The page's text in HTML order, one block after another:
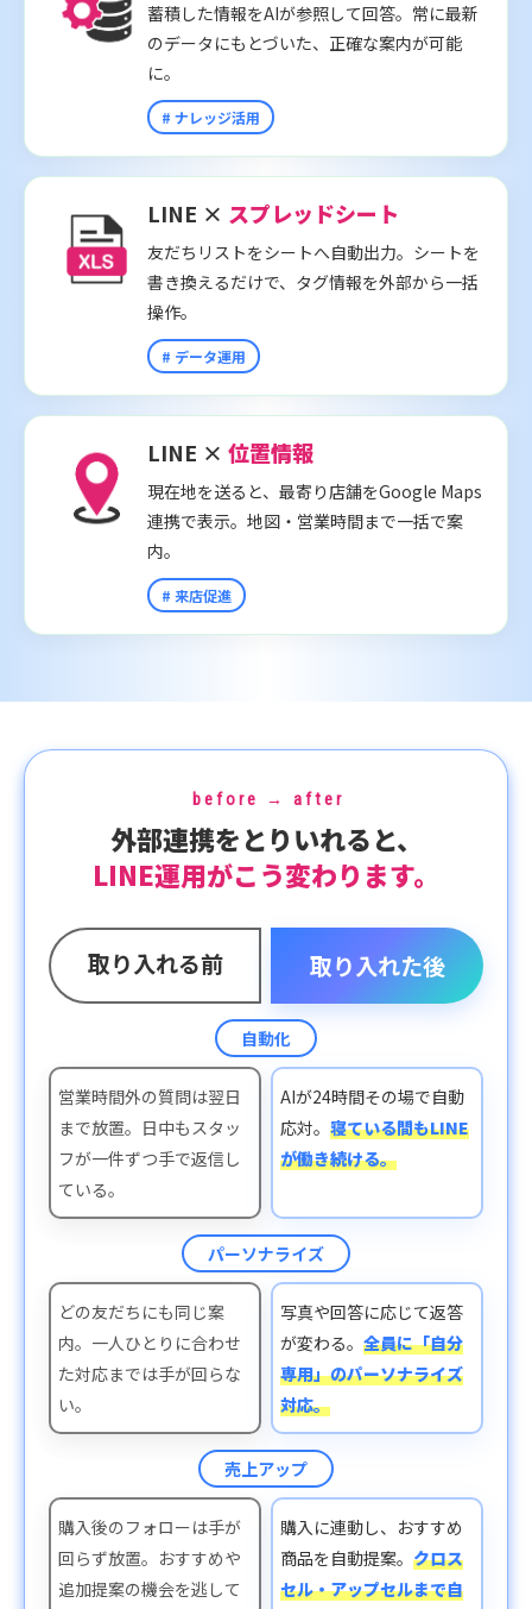
蓄積した情報をAIが参照して回答。常に最新
のデータにもとづいた、正確な案内が可能
に。
# ナレッジ活用
LINE × スプレッドシート
友だちリストをシートへ自動出力。シートを
書き換えるだけで、タグ情報を外部から一括
操作。
# データ運用
LINE × 位置情報
現在地を送ると、最寄り店舗をGoogle Maps
連携で表示。地図・営業時間まで一括で案
内。
# 来店促進
before → after
外部連携をとりいれると、
LINE運用がこう変わります。
取り入れる前 取り入れた後
自動化
営業時間外の質問は翌日
まで放置。日中もスタッ
フが一件ずつ手で返信し
ている。
AIが24時間その場で自動
応対。 寝ている間もLINE
が働き続ける。
パーソナライズ
どの友だちにも同じ案
内。一人ひとりに合わせ
た対応までは手が回らな
い。
写真や回答に応じて返答
が変わる。 全員に「自分
専用」のパーソナライズ
対応。
売上アップ
購入後のフォローは手が
回らず放置。おすすめや
追加提案の機会を逃して
購入に連動し、おすすめ
商品を自動提案。 クロス
セル・アップセルまで自